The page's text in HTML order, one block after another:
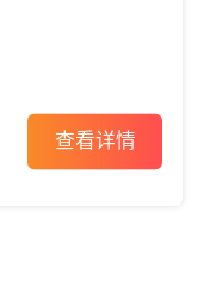
查看详情